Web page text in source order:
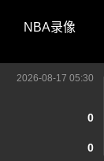
NBA录像
2026-08-17 05:30
0
0